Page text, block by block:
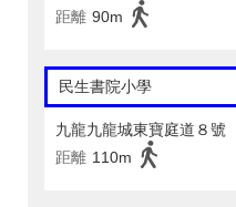
距離 90m
民生書院小學
九龍九龍城東寶庭道８號
距離 110m